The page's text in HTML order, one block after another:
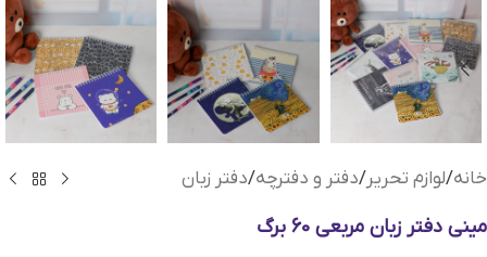
خانه/لوازم تحریر/دفتر و دفترچه/دفتر زبان
مینی دفتر زبان مربعی 60 برگ